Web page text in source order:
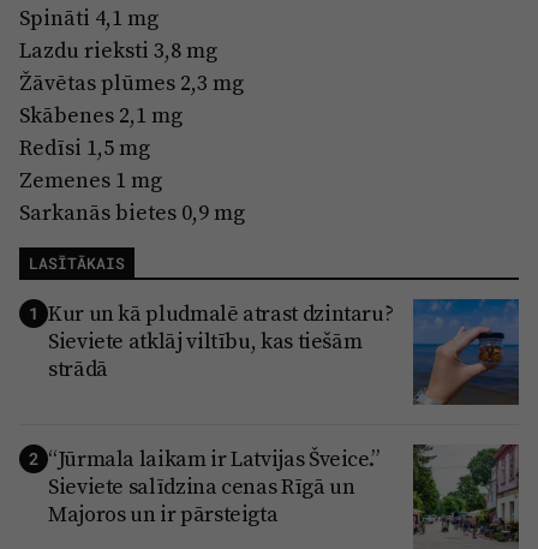
Spināti 4,1 mg
Lazdu rieksti 3,8 mg
Žāvētas plūmes 2,3 mg
Skābenes 2,1 mg
Redīsi 1,5 mg
Zemenes 1 mg
Sarkanās bietes 0,9 mg
LASĪTĀKAIS
1 Kur un kā pludmalē atrast dzintaru?
Sieviete atklāj viltību, kas tiešām
strādā
2 “Jūrmala laikam ir Latvijas Šveice.”
Sieviete salīdzina cenas Rīgā un
Majoros un ir pārsteigta